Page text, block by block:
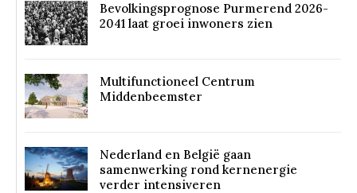
Bevolkingsprognose Purmerend 2026-
2041 laat groei inwoners zien
Multifunctioneel Centrum
Middenbeemster
Nederland en België gaan
samenwerking rond kernenergie
verder intensiveren